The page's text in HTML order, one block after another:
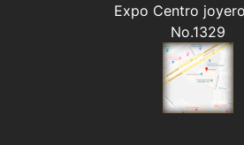
Expo Centro
No.1329